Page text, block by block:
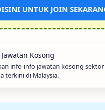
UNTUK JOIN
info-info jawatan kosong sektor
terkini di Malaysia.